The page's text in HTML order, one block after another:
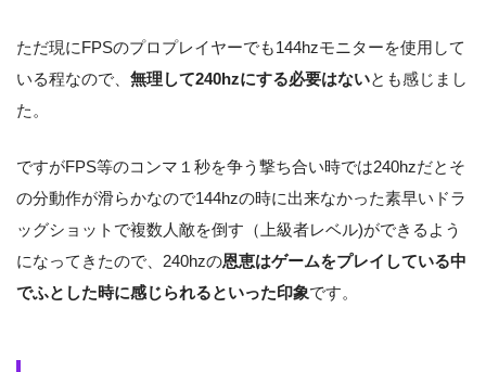
ただ現にFPSのプロプレイヤーでも144hzモニターを使用して
いる程なので、 無理して240hzにする必要はないとも感じまし
た。
ですがFPS等のコンマ１秒を争う撃ち合い時では240hzだとそ
の分動作が滑らかなので144hzの時に出来なかった素早いドラ
ッグショットで複数人敵を倒す（上級者レベル)ができるよう
になってきたので、240hzの恩恵はゲームをプレイしている中
でふとした時に感じられるといった印象です。